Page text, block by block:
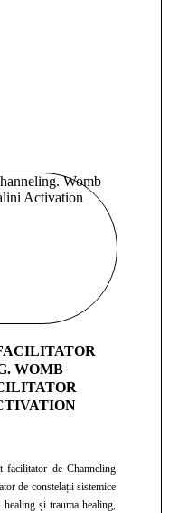
Prin metodele
este o invitație către o
te ghidez să redescoperi
de tine.
WOMB
facilitator de Channeling
de constelații sistemice
și trauma healing,